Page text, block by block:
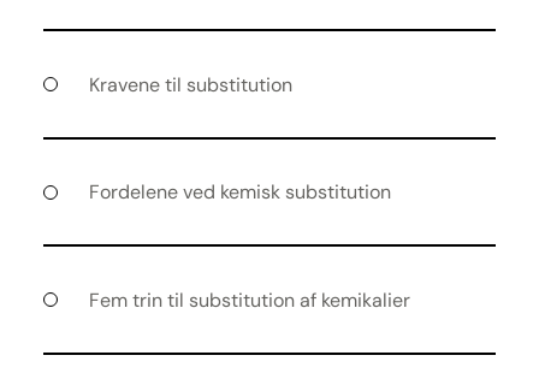
Kravene til substitution
Fordelene ved kemisk substitution
Fem trin til substitution af kemikalier